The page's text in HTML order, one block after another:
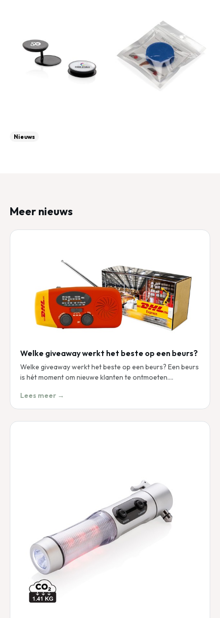
Nieuws
Meer nieuws
Welke giveaway werkt het beste op een beurs?
Welke giveaway werkt het beste op een beurs? Een beurs
is hét moment om nieuwe klanten te ontmoeten.…
Lees meer →